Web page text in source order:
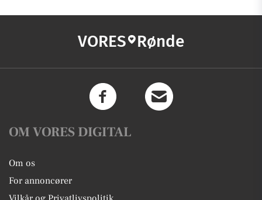
VORES Rønde
OM VORES DIGITAL
Om os
For annoncører